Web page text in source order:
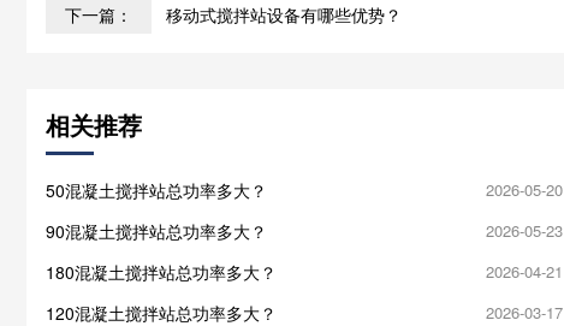
下一篇： 移动式搅拌站设备有哪些优势？
相关推荐
50混凝土搅拌站总功率多大？ 2026-05-20
90混凝土搅拌站总功率多大？ 2026-05-23
180混凝土搅拌站总功率多大？ 2026-04-21
120混凝土搅拌站总功率多大？ 2026-03-17